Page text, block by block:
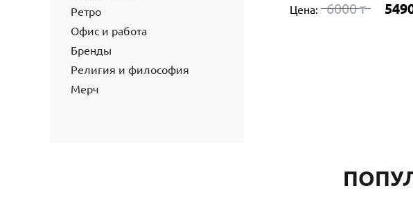
Ретро
Офис и работа
Бренды
Религия и философия
Мерч
Цена: 6000₸